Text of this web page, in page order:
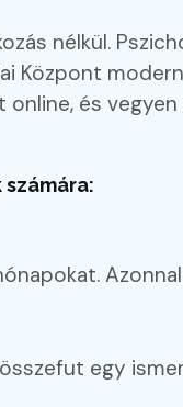
nélkül.
Központ
és
egy